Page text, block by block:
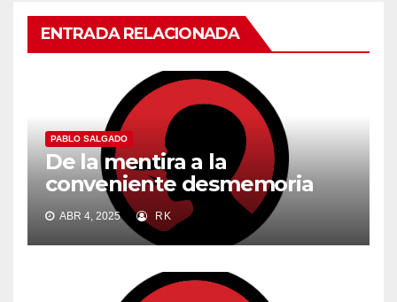
ENTRADA RELACIONADA
PABLO SALGADO
De la mentira a la
conveniente desmemoria
ABR 4, 2025 RK